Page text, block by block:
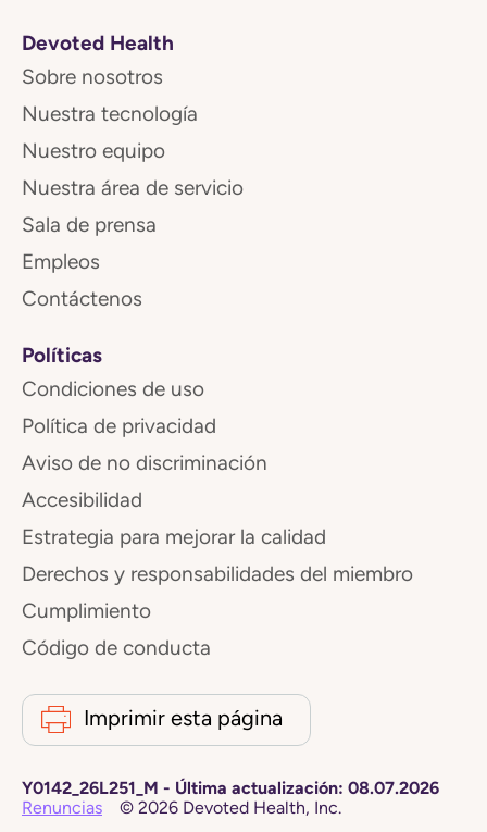
Devoted Health
Sobre nosotros
Nuestra tecnología
Nuestro equipo
Nuestra área de servicio
Sala de prensa
Empleos
Contáctenos
Políticas
Condiciones de uso
Política de privacidad
Aviso de no discriminación
Accesibilidad
Estrategia para mejorar la calidad
Derechos y responsabilidades del miembro
Cumplimiento
Código de conducta
Imprimir esta página
Y0142_26L251_M - Última actualización: 08.07.2026
Renuncias
© 2026 Devoted Health, Inc.